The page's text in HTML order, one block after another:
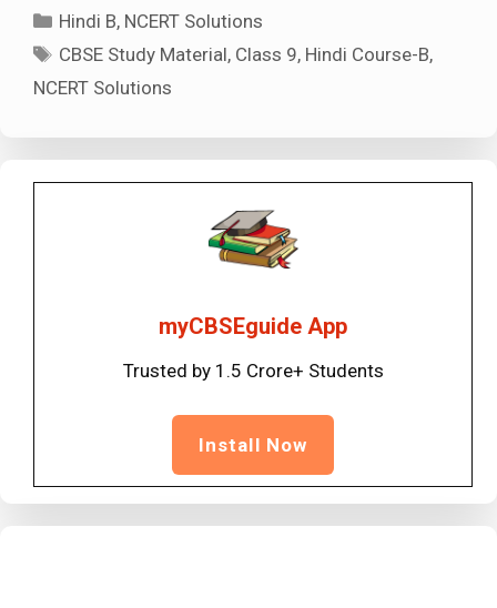
Categories
Hindi B, NCERT Solutions
Tags
CBSE Study Material, Class 9, Hindi Course-B,
NCERT Solutions
myCBSEguide App
Trusted by 1.5 Crore+ Students
Install Now